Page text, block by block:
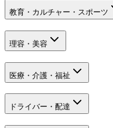
教育・カルチャー・スポーツ
理容・美容
医療・介護・福祉
ドライバー・配達